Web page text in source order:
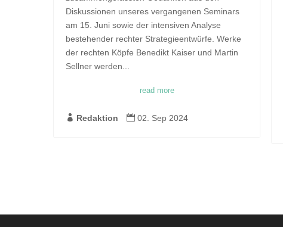
Diskussionen unseres vergangenen Seminars
am 15. Juni sowie der intensiven Analyse
bestehender rechter Strategieentwürfe. Werke
der rechten Köpfe Benedikt Kaiser und Martin
Sellner werden...
read more
 Redaktion  02. Sep 2024